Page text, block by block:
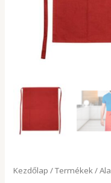
Kezdőlap /Termékek/